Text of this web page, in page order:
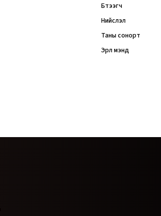
Бүтээгч
Нийслэл
Таны сонорт
Эрүүл мэнд